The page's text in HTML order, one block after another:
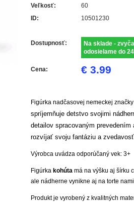
Veľkosť:
60
ID:
10501230
Dostupnosť:
Na sklade -
odosielame do
Cena: € 3.99
Figúrka nadčasovej nemeckej značky
spríjemňuje detstvo svojimi
detailov spracovaným
rozvíjať svoju fantáziu a
Výrobca uvádza odporúčaný vek: 3+
Figúrka kohúta má na výšku aj šírku
ale nádherne vynikne aj na torte
Produkt je vyrobený z kvalitných